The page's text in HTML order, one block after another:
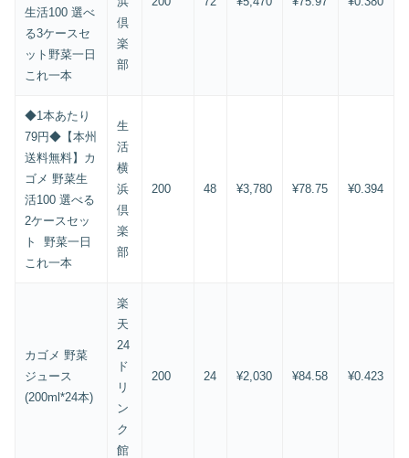
生活100 選べ
る3ケースセ
ット野菜一日
これ一本
倶
楽
部
◆1本あたり
79円◆【本州
送料無料】カ
ゴメ 野菜生
活100 選べる
2ケースセッ
ト 野菜一日
これ一本
生
活
横
浜
倶
楽
部
200 48 ¥3,780 ¥78.75 ¥0.394
カゴメ 野菜
ジュース
(200ml*24本)
楽
天
24
ド
リ
ン
ク
館
200 24 ¥2,030 ¥84.58 ¥0.423